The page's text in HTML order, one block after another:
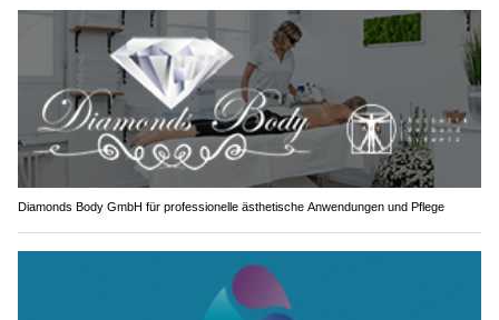
Diamonds Body GmbH für professionelle ästhetische Anwendungen und Pflege